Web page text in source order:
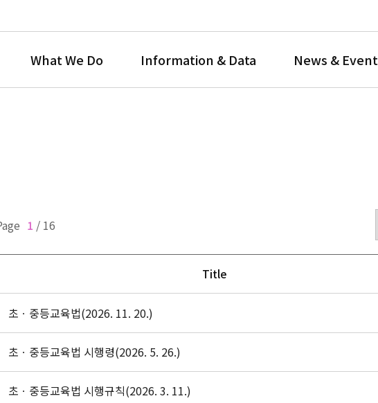
What We Do Information & Data News & Event
1 / 16
Title
초ㆍ중등교육법(2026. 11. 20.)
초ㆍ중등교육법 시행령(2026. 5. 26.)
초ㆍ중등교육법 시행규칙(2026. 3. 11.)